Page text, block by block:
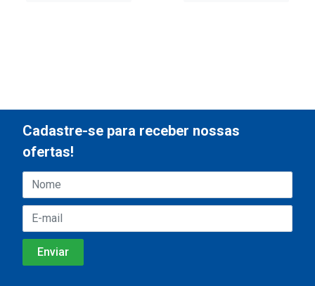
Cadastre-se para receber nossas
ofertas!